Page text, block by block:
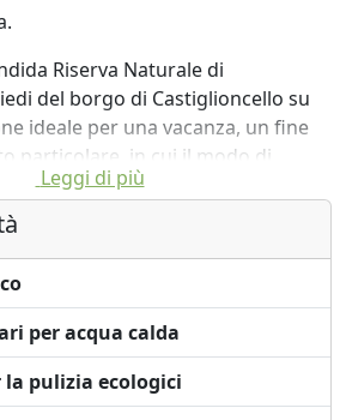
Riserva Naturale di
del borgo di Castiglioncello su
ideale per una vacanza, un fine
particolare, in cui il modo di
cibo sono le proposte che
forte.
preparati da noi provengono dalla
dai prodotti del nostro
e dai vigneti con i quali
di cucina tipica Toscana
Leggi di più
per acqua calda
pulizia ecologici